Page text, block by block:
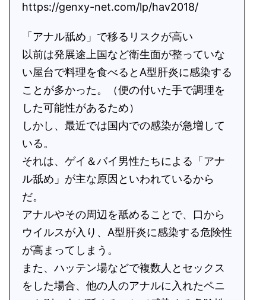
https://genxy-net.com/lp/hav2018/
「アナル舐め」で移るリスクが高い
以前は発展途上国など衛生面が整っていな
い屋台で料理を食べるとA型肝炎に感染する
ことが多かった。（便の付いた手で調理を
した可能性があるため）
しかし、最近では国内での感染が急増して
いる。
それは、ゲイ＆バイ男性たちによる「アナ
ル舐め」が主な原因といわれているから
だ。
アナルやその周辺を舐めることで、口から
ウイルスが入り、A型肝炎に感染する危険性
が高まってしまう。
また、ハッテン場などで複数人とセックス
をした場合、他の人のアナルに入れたペニ